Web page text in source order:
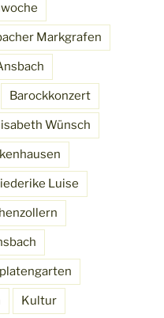
Markgrafen
Barockkonzert
Wünsch
Luise
Kultur